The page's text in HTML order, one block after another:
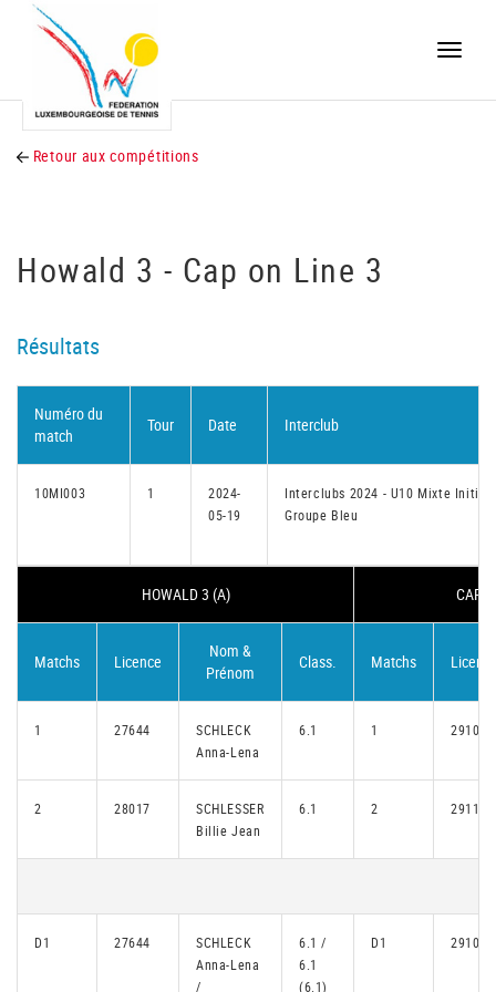
Toggle
Retour aux compétitions
Howald 3 - Cap on Line 3
Résultats
Numéro du
match
Tour Date Interclub
10MI003 1
2024-
05-19
Interclubs 2024 - U10 Mixte Initiés
Groupe Bleu
HOWALD 3 (A) CAP
Matchs Licence
Nom &
Prénom
Class. Matchs
1 27644
SCHLECK
Anna-Lena
6.1 1 29103
2 28017
SCHLESSER
Billie Jean
6.1 2 29111
D1 27644
SCHLECK
Anna-Lena
/
6.1 /
6.1
(6.1)
D1 29103